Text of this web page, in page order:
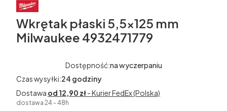
Wkrętak płaski 5,5x125 mm
Milwaukee 4932471779
Dostępność:na wyczerpaniu
Czas wysyłki:24 godziny
Dostawa od 12,90 zł- Kurier FedEx (Polska)
dostawa 24 - 48h